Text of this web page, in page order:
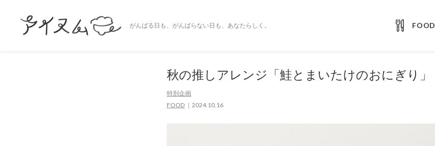
がんばる日も、がんばらない日も、あなたらしく。 FOOD
秋の推しアレンジ「鮭とまいたけのおにぎり」
特別企画
FOOD
2024.10.16